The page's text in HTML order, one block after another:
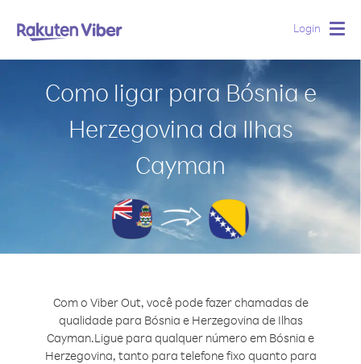
Login
Como ligar para Bósnia e
Herzegovina da Ilhas
Cayman
Com o Viber Out, você pode fazer chamadas de
qualidade para Bósnia e Herzegovina de Ilhas
Cayman.Ligue para qualquer número em Bósnia e
Herzegovina, tanto para telefone fixo quanto para